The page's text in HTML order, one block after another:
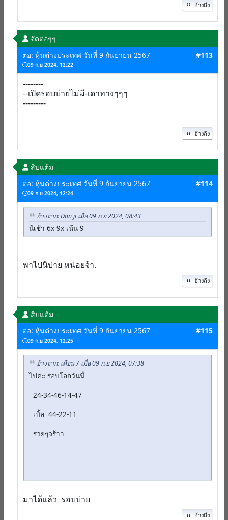
อ้างถึง
จัดต่อๆๆ
ต่อ: หุ้นต่างประเทศ วันที่ 9 กันยายน 2567
09 ก.ย 2024, 12:22
#113
--------
--เปิดรอบบ่ายไม่มี-เดาทางๆๆๆ
---------
อ้างถึง
สิบแต้ม
ต่อ: หุ้นต่างประเทศ วันที่ 9 กันยายน 2567
09 ก.ย 2024, 12:24
#114
อ้างจาก: Don ji เมื่อ 09 ก.ย 2024, 08:43
นิเช้า 6x 9x เน้น 9
พาไปนิบ่าย หน่อยจ้า.
อ้างถึง
สิบแต้ม
ต่อ: หุ้นต่างประเทศ วันที่ 9 กันยายน 2567
09 ก.ย 2024, 12:25
#115
อ้างจาก: เดือน 7 เมื่อ 09 ก.ย 2024, 07:38
ไปค่ะ รอบโลกวันนี้
24-34-46-14-47
เบิ้ล 44-22-11
รวยๆจร้าา
มาได้แล้ว รอบบ่าย
อ้างถึง